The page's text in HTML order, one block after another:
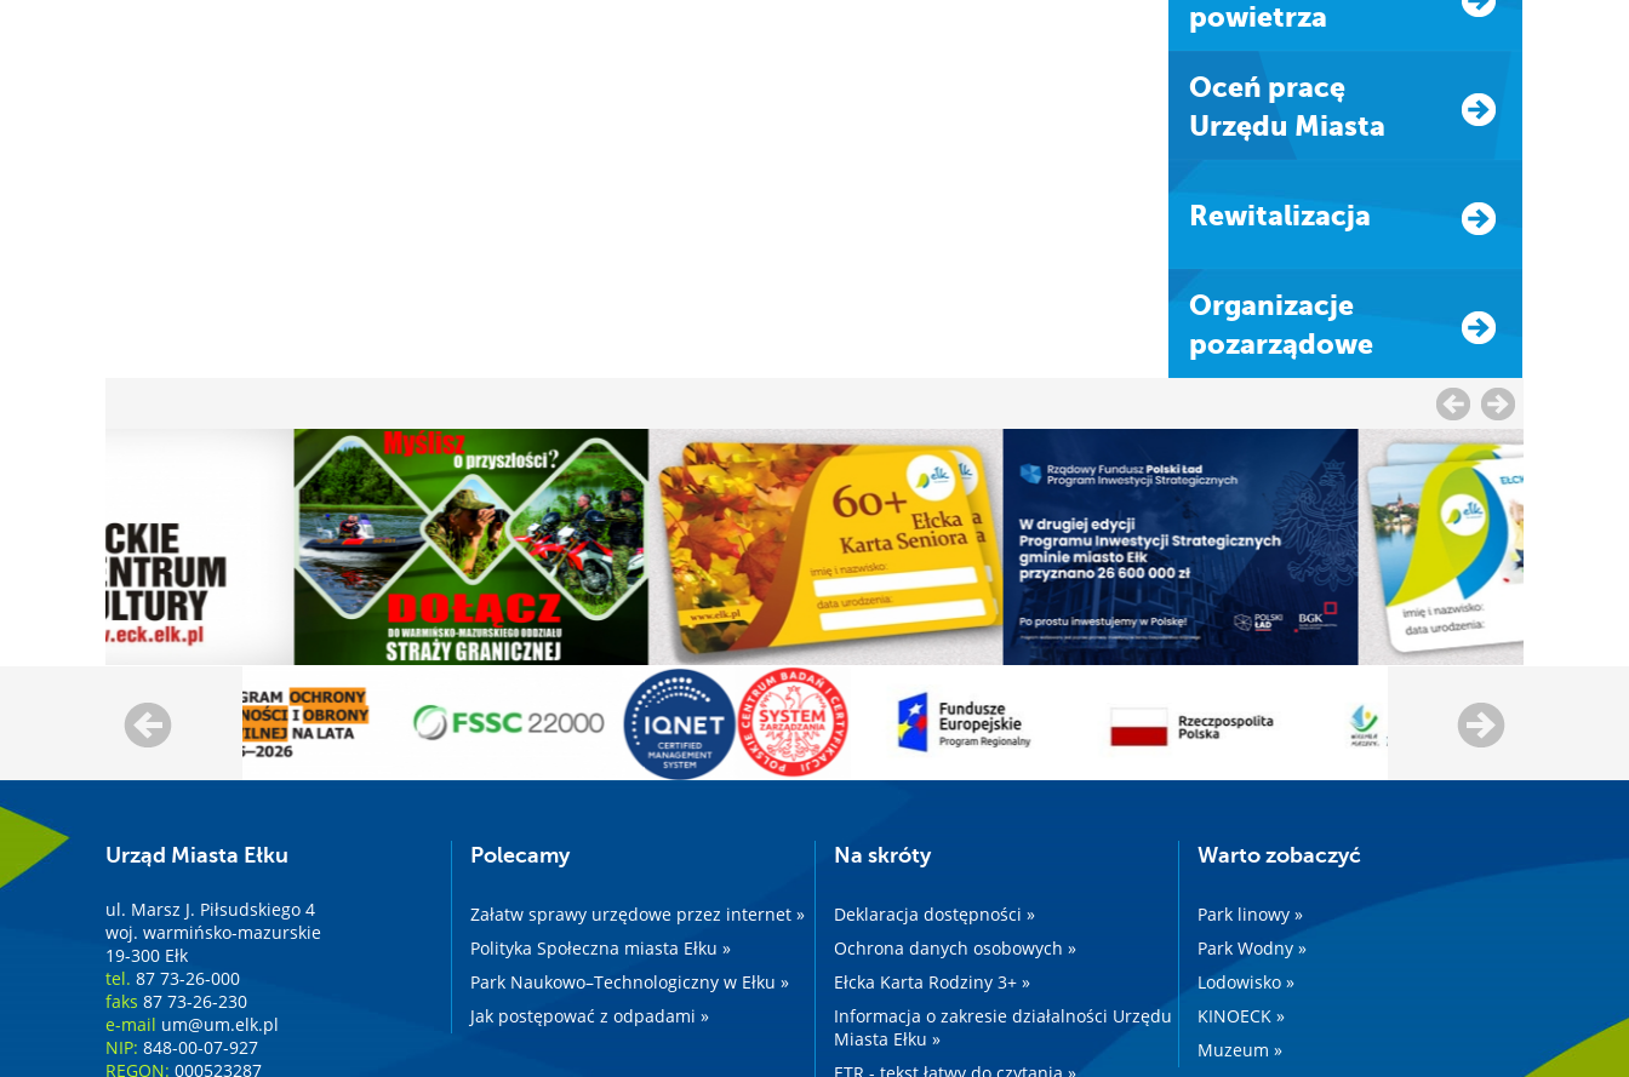
powietrza
Oceń pracę
Urzędu Miasta
Rewitalizacja
Organizacje
pozarządowe
Urząd Miasta Ełku
ul. Marsz J. Piłsudskiego 4
woj. warmińsko-mazurskie
19-300 Ełk
tel. 87 73-26-000
faks 87 73-26-230
e-mail um@um.elk.pl
NIP: 848-00-07-927
REGON: 000523287
Polecamy
Załatw sprawy urzędowe przez internet »
Polityka Społeczna miasta Ełku »
Park Naukowo–Technologiczny w Ełku »
Jak postępować z odpadami »
Na skróty
Deklaracja dostępności »
Ochrona danych osobowych »
Ełcka Karta Rodziny 3+ »
Informacja o zakresie działalności Urzędu
Miasta Ełku »
Warto zobaczyć
Park linowy »
Park Wodny »
Lodowisko »
KINOECK »
Muzeum »